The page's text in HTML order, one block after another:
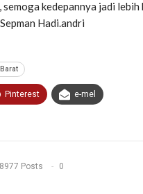
kedepannya jadi
Hadi.andri
Pinterest e-mel
8977 Posts 0